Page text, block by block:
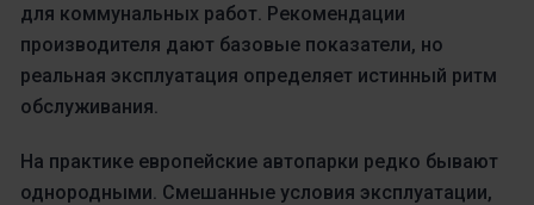
для коммунальных работ. Рекомендации
производителя дают базовые показатели, но
реальная эксплуатация определяет истинный ритм
обслуживания.
На практике европейские автопарки редко бывают
однородными. Смешанные условия эксплуатации,